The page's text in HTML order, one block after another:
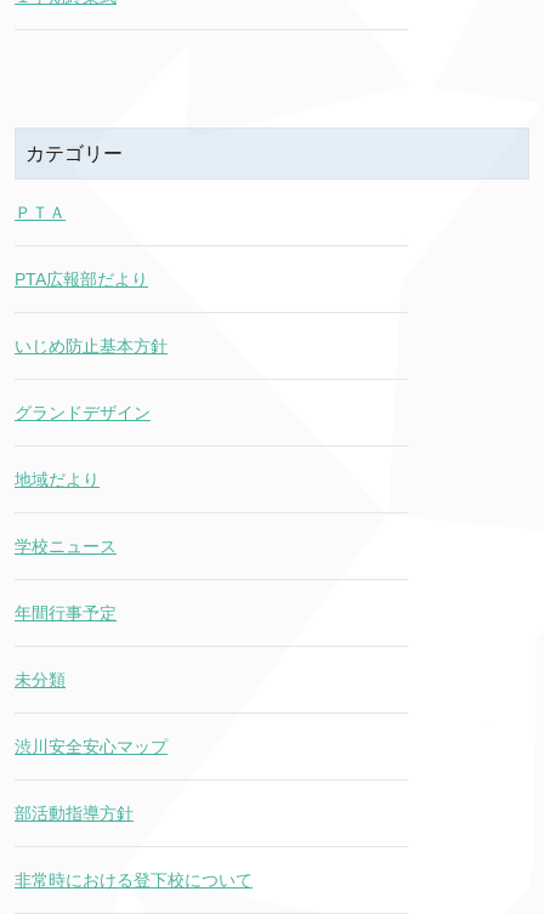
カテゴリー
ＰＴＡ
PTA広報部だより
いじめ防止基本方針
グランドデザイン
地域だより
学校ニュース
年間行事予定
未分類
渋川安全安心マップ
部活動指導方針
非常時における登下校について